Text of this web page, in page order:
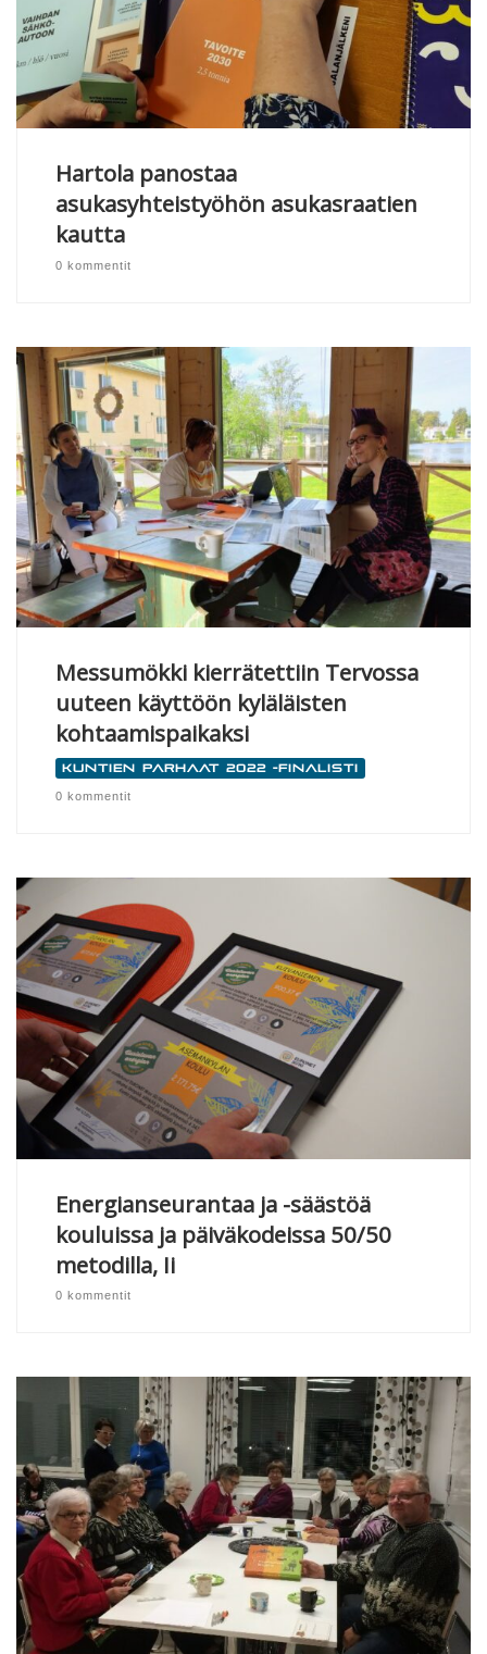
Hartola panostaa
asukasyhteistyöhön asukasraatien
kautta
0 kommentit
Messumökki kierrätettiin Tervossa
uuteen käyttöön kyläläisten
kohtaamispaikaksi
Kuntien parhaat 2022 -finalisti
0 kommentit
Energianseurantaa ja -säästöä
kouluissa ja päiväkodeissa 50/50
metodilla, Ii
0 kommentit